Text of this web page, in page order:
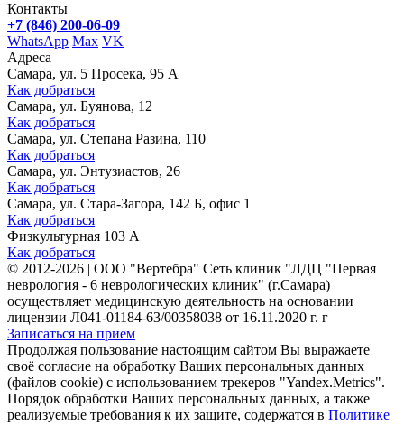
Контакты
+7 (846) 200-06-09
WhatsApp Max VK
Адреса
Самара, ул. 5 Просека, 95 А
Как добраться
Самара, ул. Буянова, 12
Как добраться
Самара, ул. Степана Разина, 110
Как добраться
Самара, ул. Энтузиастов, 26
Как добраться
Самара, ул. Стара-Загора, 142 Б, офис 1
Как добраться
Физкультурная 103 А
Как добраться
© 2012-2026 | ООО "Вертебра" Сеть клиник "ЛДЦ "Первая
неврология - 6 неврологических клиник" (г.Самара)
осуществляет медицинскую деятельность на основании
лицензии Л041-01184-63/00358038 от 16.11.2020 г. г
Записаться на прием
Продолжая пользование настоящим сайтом Вы выражаете
своё согласие на обработку Ваших персональных данных
(файлов cookie) с использованием трекеров "Yandex.Metrics".
Порядок обработки Ваших персональных данных, а также
реализуемые требования к их защите, содержатся в Политике